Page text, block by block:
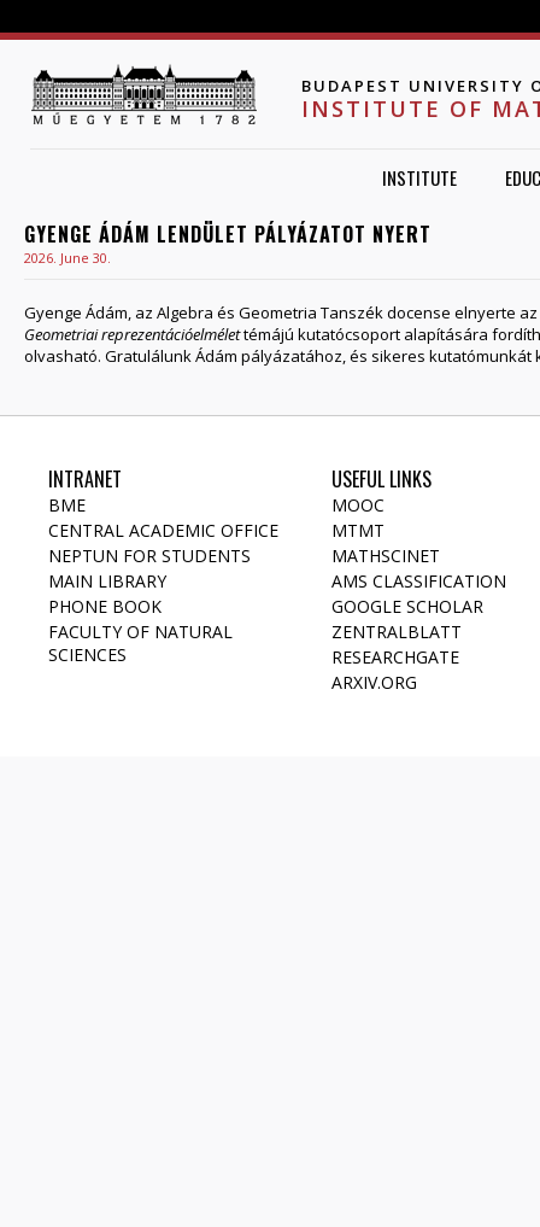
BUDAPEST UNIVERSITY
INSTITUTE OF
INSTITUTE
GYENGE ÁDÁM LENDÜLET PÁLYÁZATOT NYERT
2026. June 30.
Gyenge Ádám, az Algebra és Geometria Tanszék docense elnyerte
Geometriai reprezentációelmélettémájú kutatócsoport alapítására
olvasható. Gratulálunk Ádám pályázatához, és sikeres kutatómunkát
INTRANET
BME
CENTRAL ACADEMIC OFFICE
NEPTUN FOR STUDENTS
MAIN LIBRARY
PHONE BOOK
FACULTY OF NATURAL
SCIENCES
USEFUL LINKS
MOOC
MTMT
MATHSCINET
AMS CLASSIFICATION
GOOGLE SCHOLAR
ZENTRALBLATT
RESEARCHGATE
ARXIV.ORG